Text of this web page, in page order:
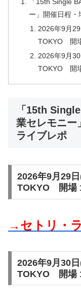
「15th Single
ー」開催日程・
2026年9月
TOKYO 開
2026年9月
TOKYO 開
「15th
業セレモニー
ライブレポ
2026年9月29
TOKYO 開場
→セトリ・
2026年9月30
TOKYO 開場